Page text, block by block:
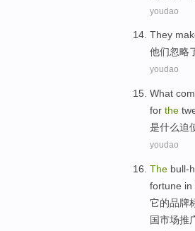
youdao
They
他们忽略
youdao
What
for the
是什么迫
youdao
The bull-
fortune in
它的品牌
国市场推